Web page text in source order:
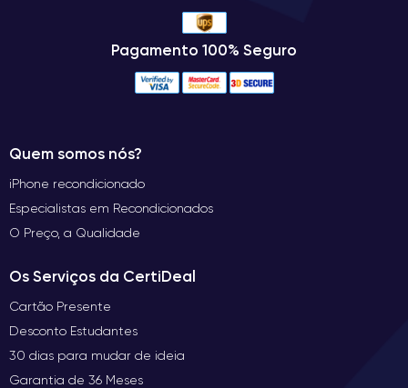
Pagamento 100% Seguro
Quem somos nós?
iPhone recondicionado
Especialistas em Recondicionados
O Preço, a Qualidade
Os Serviços da CertiDeal
Cartão Presente
Desconto Estudantes
30 dias para mudar de ideia
Garantia de 36 Meses